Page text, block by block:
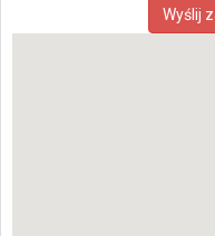
Wyślij